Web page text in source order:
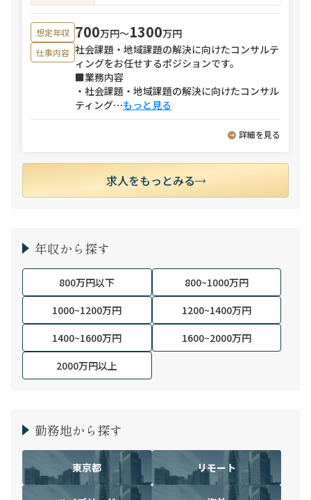
想定年収 700万円〜1300万円
仕事内容 社会課題・地域課題の解決に向けたコンサルテ
ィングをお任せするポジションです。
■業務内容
・社会課題・地域課題の解決に向けたコンサル
ティング⋯もっと見る
詳細を見る
求人をもっとみる
年収から探す
800万円以下
800~1000万円
1000~1200万円
1200~1400万円
1400~1600万円
1600~2000万円
2000万円以上
勤務地から探す
東京都 リモート